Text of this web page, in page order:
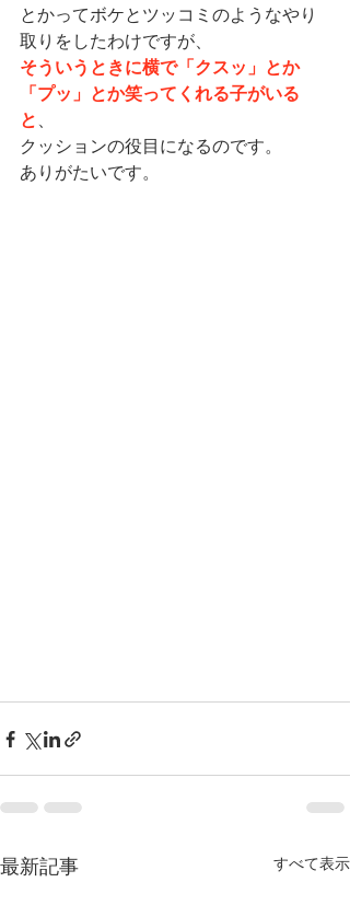
とかってボケとツッコミのようなやり
取りをしたわけですが、
そういうときに横で「クスッ」とか
「プッ」とか笑ってくれる子がいる
と
クッションの役目になるのです。
ありがたいです。
最新記事 すべて表示